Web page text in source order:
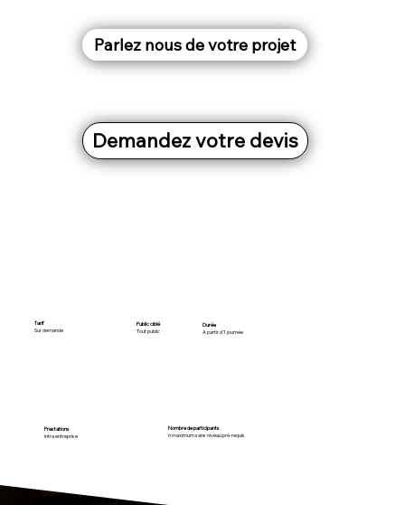
Parlez nous de votre projet
Demandez votre devis
Tarif
Sur demande
Public ciblé
Tout public
Nombre de participants
6 maximum sans niveau pré-requis
Prestations
intra entreprise
Durée
A partir d'1 journée